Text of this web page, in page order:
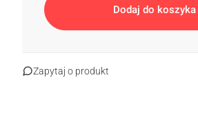
Dodaj do koszyka
Zapytaj o produkt